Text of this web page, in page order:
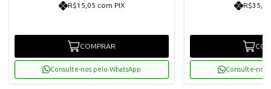
R$15,05 com PIX
COMPRAR
Consulte-nos pelo WhatsApp Consulte-nos